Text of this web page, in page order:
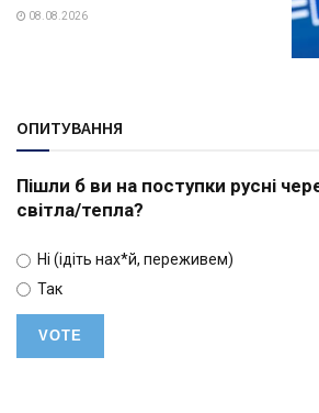
08.08.2026
ОПИТУВАННЯ
Пішли б ви на поступки русні
світла/тепла?
Ні (ідіть нах*й, переживем)
Так